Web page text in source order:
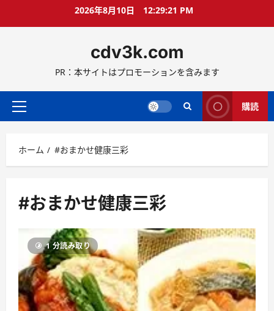
ス
ッ
2026年8月10日 12:29:21 PM
cdv3k.com
PR：本サイトはプロモーションを含みます
メ
メ
ニ
ー
購読
ホーム #おまかせ健康三彩
#おまかせ健康三彩
1 分読み取り